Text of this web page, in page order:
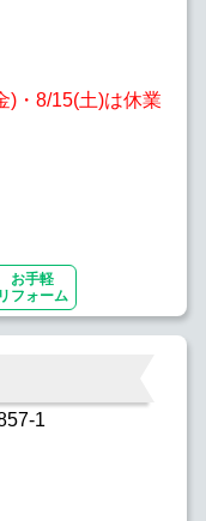
)・8/15(土)は休業
お手軽
リフォーム
1